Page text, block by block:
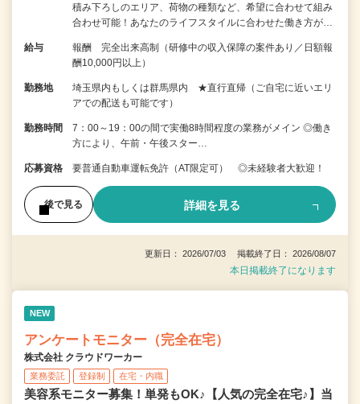
積み下ろしのエリア、荷物の種類など、希望に合わせて組み
合わせ可能！あなたのライフスタイルに合わせた働き方が…
給与
報酬 完全出来高制（研修中の収入保障の案件あり／日額報
酬10,000円以上）
勤務地
埼玉県内もしくは群馬県内 ★直行直帰（ご自宅に近いエリ
アでの配送も可能です）
勤務時間
7：00～19：00の間で実働8時間程度の業務がメイン ◎働き
方により、午前・午後スター…
応募資格 要普通自動車運転免許（AT限定可） ◎未経験者大歓迎！
後で見る 詳細を見る
更新日： 2026/07/03 掲載終了日： 2026/08/07
本日掲載終了になります
NEW
アンケートモニター（完全在宅）
株式会社 クラウドワーカー
業務委託 登録制 在宅・内職
美容系モニター募集！単発もOK♪【人気の完全在宅♪】当